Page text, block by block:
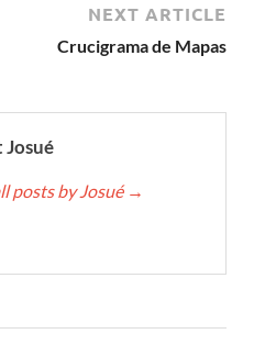
NEXT ARTICLE
Crucigrama de Mapas
posts by Josué →